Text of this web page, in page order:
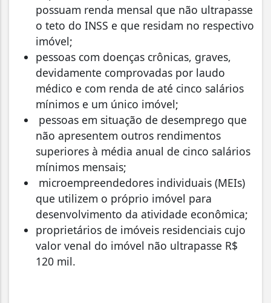
possuam renda mensal que não ultrapasse
o teto do INSS e que residam no respectivo
imóvel;
pessoas com doenças crônicas, graves,
devidamente comprovadas por laudo
médico e com renda de até cinco salários
mínimos e um único imóvel;
pessoas em situação de desemprego que
não apresentem outros rendimentos
superiores à média anual de cinco salários
mínimos mensais;
microempreendedores individuais (MEIs)
que utilizem o próprio imóvel para
desenvolvimento da atividade econômica;
proprietários de imóveis residenciais cujo
valor venal do imóvel não ultrapasse R$
120 mil.